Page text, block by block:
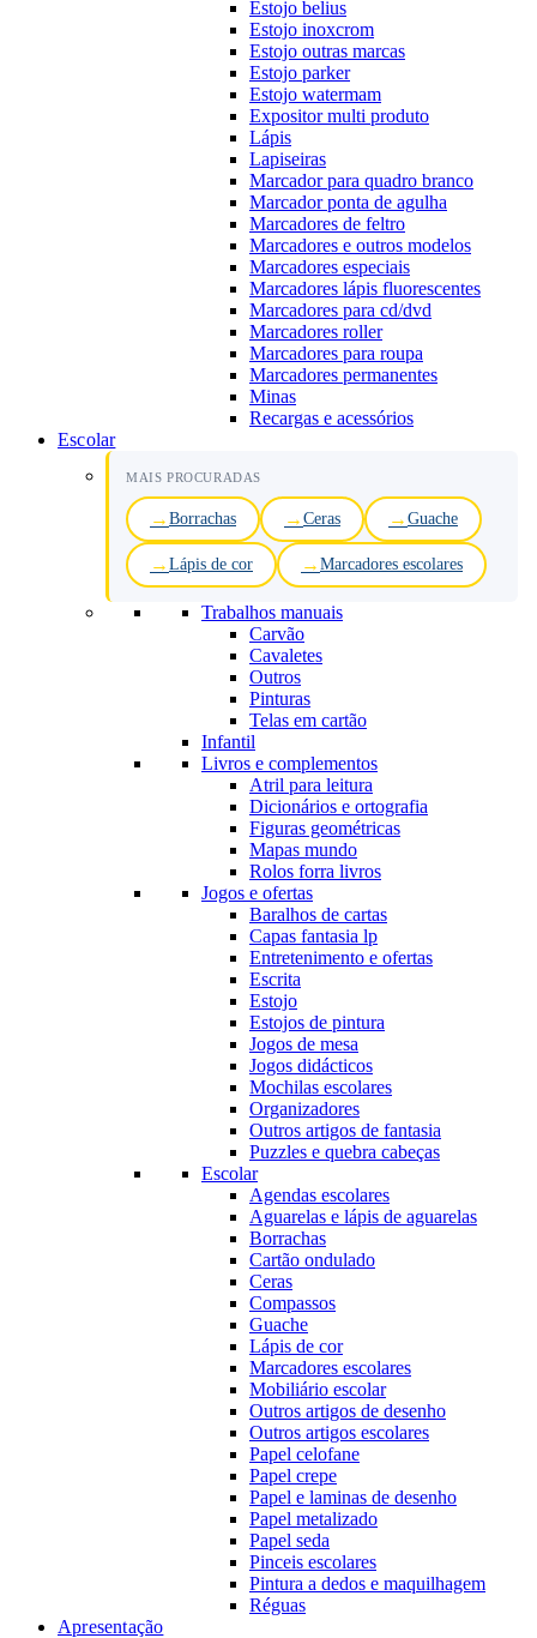
Estojo belius
Estojo inoxcrom
Estojo outras marcas
Estojo parker
Estojo watermam
Expositor multi produto
Lápis
Lapiseiras
Marcador para quadro branco
Marcador ponta de agulha
Marcadores de feltro
Marcadores e outros modelos
Marcadores especiais
Marcadores lápis fluorescentes
Marcadores para cd/dvd
Marcadores roller
Marcadores para roupa
Marcadores permanentes
Minas
Recargas e acessórios
Escolar
MAIS PROCURADAS
Borrachas Ceras Guache
Lápis de cor Marcadores escolares
Trabalhos manuais
Carvão
Cavaletes
Outros
Pinturas
Telas em cartão
Infantil
Livros e complementos
Atril para leitura
Dicionários e ortografia
Figuras geométricas
Mapas mundo
Rolos forra livros
Jogos e ofertas
Baralhos de cartas
Capas fantasia lp
Entretenimento e ofertas
Escrita
Estojo
Estojos de pintura
Jogos de mesa
Jogos didácticos
Mochilas escolares
Organizadores
Outros artigos de fantasia
Puzzles e quebra cabeças
Escolar
Agendas escolares
Aguarelas e lápis de aguarelas
Borrachas
Cartão ondulado
Ceras
Compassos
Guache
Lápis de cor
Marcadores escolares
Mobiliário escolar
Outros artigos de desenho
Outros artigos escolares
Papel celofane
Papel crepe
Papel e laminas de desenho
Papel metalizado
Papel seda
Pinceis escolares
Pintura a dedos e maquilhagem
Réguas
Apresentação